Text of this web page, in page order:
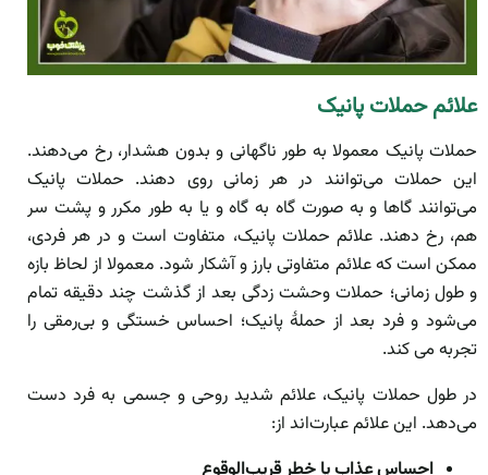
علائم حملات پانیک
حملات پانیک معمولا به طور ناگهانی و بدون هشدار، رخ می‌دهند.
این حملات می‌توانند در هر زمانی روی دهند. حملات پانیک
می‌توانند گاها و به صورت گاه به گاه و یا به طور مکرر و پشت سر
هم، رخ دهند. علائم حملات پانیک، متفاوت است و در هر فردی،
ممکن است که علائم متفاوتی بارز و آشکار شود. معمولا از لحاظ بازه
و طول زمانی؛ حملات وحشت زدگی بعد از گذشت چند دقیقه تمام
می‌شود و فرد بعد از حملۀ پانیک؛ احساس خستگی و بی‌رمقی را
تجربه می کند.
در طول حملات پانیک، علائم شدید روحی و جسمی به فرد دست
می‌دهد. این علائم عبارت‌اند از: